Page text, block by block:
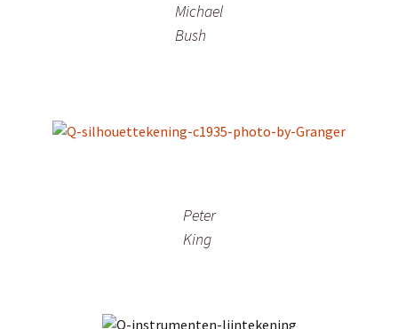
Michael
Bush
Peter
King